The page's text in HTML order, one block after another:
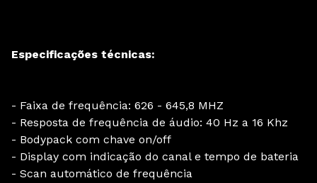
Especificações técnicas:
- Faixa de frequência: 626 - 645,8 MHZ
- Resposta de frequência de áudio: 40 Hz a 16 Khz
- Bodypack com chave on/off
- Display com indicação do canal e tempo de bateria
- Scan automático de frequência